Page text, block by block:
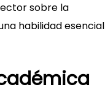
sobre la
habilidad esencial